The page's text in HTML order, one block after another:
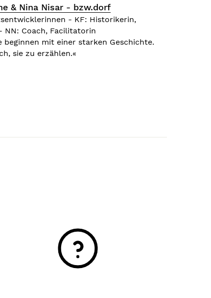
& Nina Nisar - bzw.dorf
- KF: Historikerin,
NN: Coach, Facilitatorin
beginnen mit einer starken Geschichte.
sie zu erzählen.«